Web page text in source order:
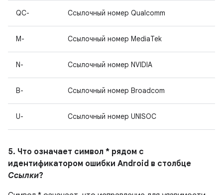
QC- Ссылочный номер Qualcomm
M- Ссылочный номер MediaTek
N- Ссылочный номер NVIDIA
B- Ссылочный номер Broadcom
U- Ссылочный номер UNISOC
5. Что означает символ * рядом с
идентификатором ошибки Android в столбце
Ссылки?